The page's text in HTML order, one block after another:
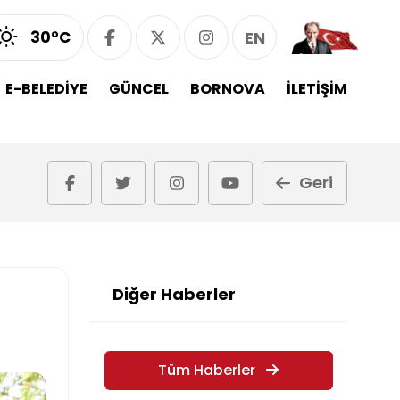
30°C EN
E-BELEDİYE GÜNCEL BORNOVA İLETİŞİM
Geri
Diğer Haberler
Tüm Haberler